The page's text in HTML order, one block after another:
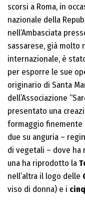
scorsi a Roma, in
nazionale della
nell’Ambasciata
sassarese, già molto
internazionale, è
per esporre le sue
originario di Santa
dell’Associazione
presentato una
formaggio finemente
due su anguria –
di vegetali – dove ha
una ha riprodotto la
nell’altra il logo delle
viso di donna) e i